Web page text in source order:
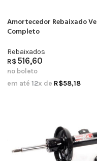
Amortecedor Rebaixado
Completo
Rebaixados
R$516,60
no boleto
em até 12x de R$58,18